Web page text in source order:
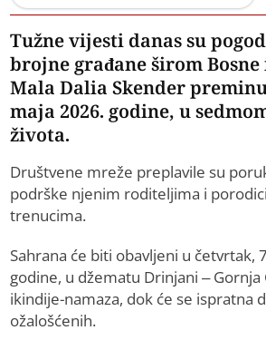
Tužne vijesti danas su
brojne građane širom
Mala Dalia Skender
maja 2026. godine, u
života.
Društvene mreže preplavile su
podrške njenim roditeljima i
trenucima.
Sahrana će biti obavljeni u četvrtak,
godine, u džematu Drinjani – Gornja
ikindije-namaza, dok će se ispratna
ožalošćenih.